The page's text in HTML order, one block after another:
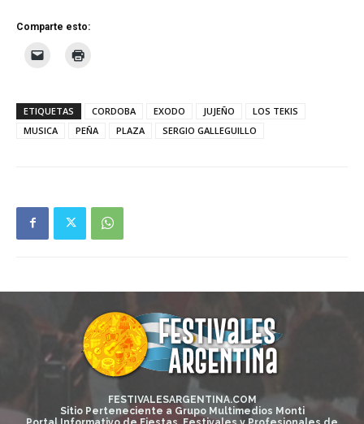
Comparte esto:
ETIQUETAS CORDOBA EXODO JUJEÑO
LOS TEKIS
MUSICA
PEÑA PLAZA SERGIO GALLEGUILLO
FESTIVALESARGENTINA.COM
Sitio Perteneciente a Grupo Multimedios Monti